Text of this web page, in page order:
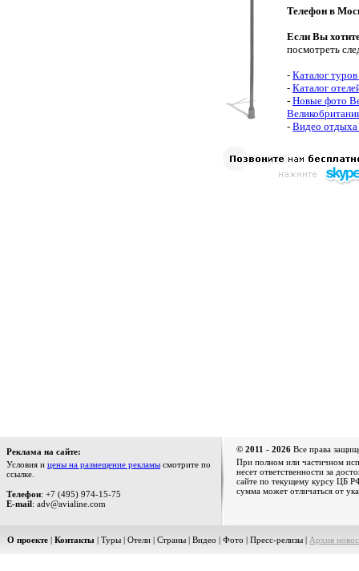
Телефон в
Если Вы
посмотреть
- Каталог
- Каталог
- Новые фото
- Видео отдыха
Реклама на сайте:
Условия и цены на размещение рекламы смотрите по
ссылке.
Телефон: +7 (495) 974-15-75
E-mail: adv@avialine.com
© 2011 - 2026 Все права
При полном или частичном
несет ответственности за
сайте по текущему курсу ЦБ
сумма может отличаться от
О проекте | Контакты | Туры | Отели | Страны | Видео | Фото | Пресс-релизы | Архив